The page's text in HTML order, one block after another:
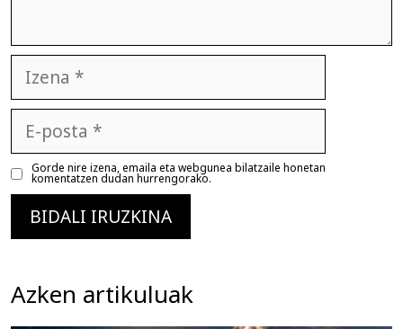
posta
Gorde nire izena, emaila eta webgunea bilatzaile honetan
komentatzen dudan hurrengorako.
Azken artikuluak